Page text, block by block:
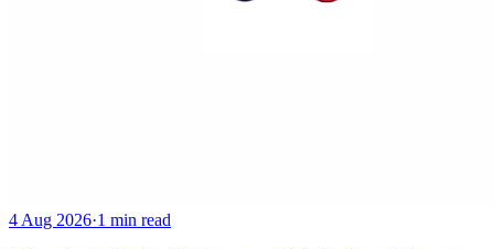
4 Aug 2026·1 min read